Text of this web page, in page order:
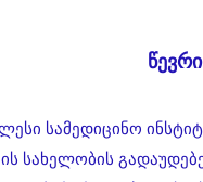
წევრი
სამედიცინო
სახელობის